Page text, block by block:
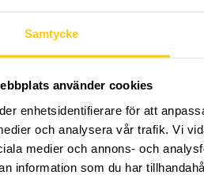
Samtycke
använder cookies
enhetsidentifierare för att
och analysera vår trafik. Vi
medier och annons- och
information som du har
inte några aktiviteter ännu,